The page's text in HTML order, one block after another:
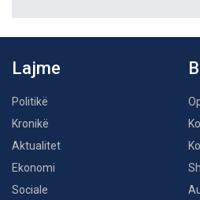
Lajme
Politikë
Kronikë
Aktualitet
Ekonomi
Sociale